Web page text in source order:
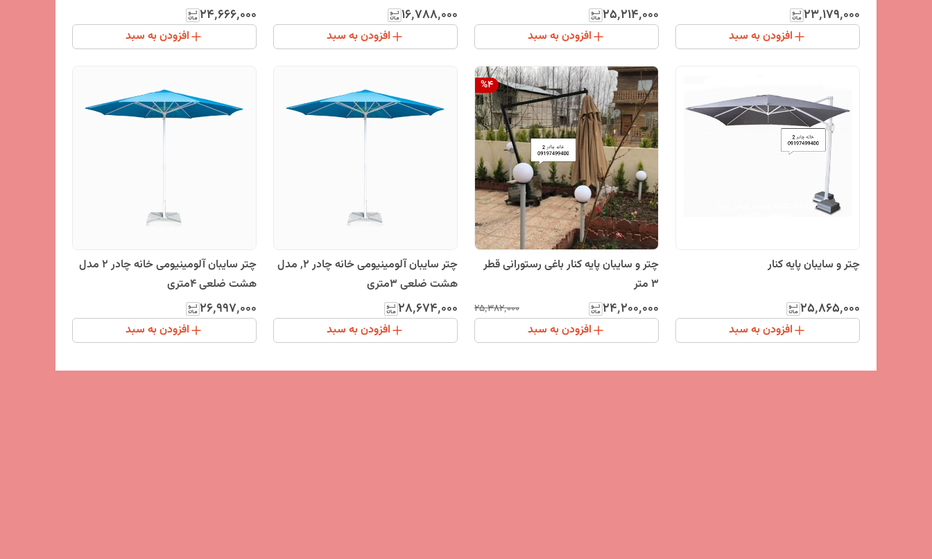
۲۳٬۱۷۹٬۰۰۰
افزودن به سبد
۲۵٬۲۱۴٬۰۰۰
افزودن به سبد
۱۶٬۷۸۸٬۰۰۰
افزودن به سبد
۲۴٬۶۶۶٬۰۰۰
افزودن به سبد
چتر و سایبان پایه کنار
۲۵٬۸۶۵٬۰۰۰
افزودن به سبد
%4
چتر و سایبان پایه کنار باغی رستورانی قطر
3 متر
۲۴٬۲۰۰٬۰۰۰ ۲۵٬۳۸۲٬۰۰۰
افزودن به سبد
چتر سایبان آلومینیومی خانه چادر 2, مدل
هشت ضلعی 3متری
۲۸٬۶۷۴٬۰۰۰
افزودن به سبد
چتر سایبان آلومینیومی خانه چادر 2 مدل
هشت ضلعی 4متری
۲۶٬۹۹۷٬۰۰۰
افزودن به سبد